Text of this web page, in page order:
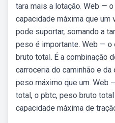
tara mais a lotação. Web —
capacidade máxima que um
pode suportar, somando a
peso é importante. Web —
bruto total. É a combinação
carroceria do caminhão e
peso máximo que um. Web
total, o pbtc, peso bruto
capacidade máxima de